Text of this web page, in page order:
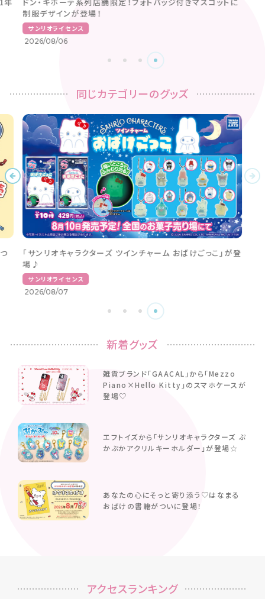
年
ドン・キホーテ系列店舗限定！フォトバッジ付きマスコットに
制服デザインが登場！
サンリオライセンス
2026/08/06
同じカテゴリーのグッズ
「サンリオキャラクターズ ツインチャーム おばけごっこ」が登
場♪
サンリオライセンス
2026/08/07
新着グッズ
雑貨ブランド「GAACAL」から「Mezzo
Piano×Hello Kitty」のスマホケースが
登場♡
エフトイズから「サンリオキャラクターズ ぷ
かぷかアクリルキーホルダー」が登場☆
あなたの心にそっと寄り添う♡はなまる
おばけの書籍がついに登場！
アクセスランキング